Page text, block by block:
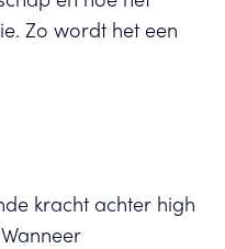
Zo wordt het een
kracht achter high